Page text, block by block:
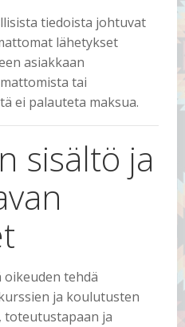
tiedoista johtuvat
lähetykset
asiakkaan
tai
ei palauteta maksua.
sisältö ja
tehdä
ja koulutusten
toteutustapaan ja